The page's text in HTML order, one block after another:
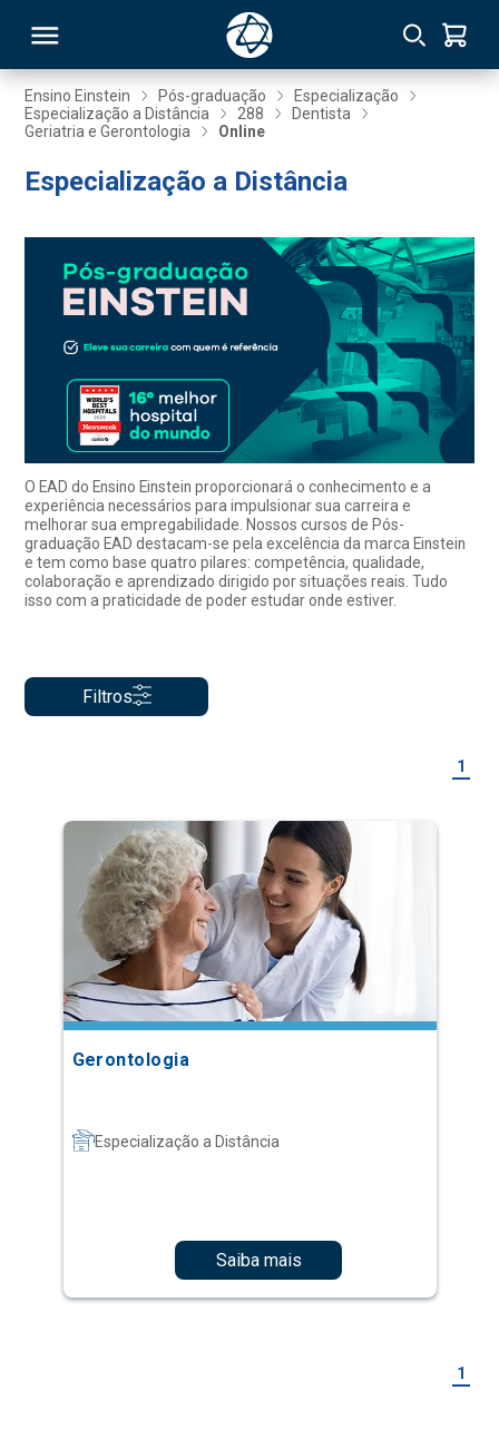
Ensino Einstein Pós-graduação
Especialização
Especialização a Distância
288
Dentista
Geriatria e Gerontologia
Online
Especialização a Distância
O EAD do Ensino Einstein proporcionará o conhecimento e a
experiência necessários para impulsionar sua carreira e
melhorar sua empregabilidade. Nossos cursos de Pós-
graduação EAD destacam-se pela excelência da marca Einstein
e tem como base quatro pilares: competência, qualidade,
colaboração e aprendizado dirigido por situações reais. Tudo
isso com a praticidade de poder estudar onde estiver.
Filtros
1
Gerontologia
Especialização a Distância
Saiba mais
1